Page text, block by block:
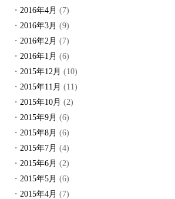
2016年4月 (7)
2016年3月 (9)
2016年2月 (7)
2016年1月 (6)
2015年12月 (10)
2015年11月 (11)
2015年10月 (2)
2015年9月 (6)
2015年8月 (6)
2015年7月 (4)
2015年6月 (2)
2015年5月 (6)
2015年4月 (7)